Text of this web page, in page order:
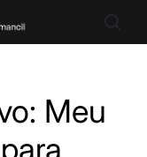
Meu